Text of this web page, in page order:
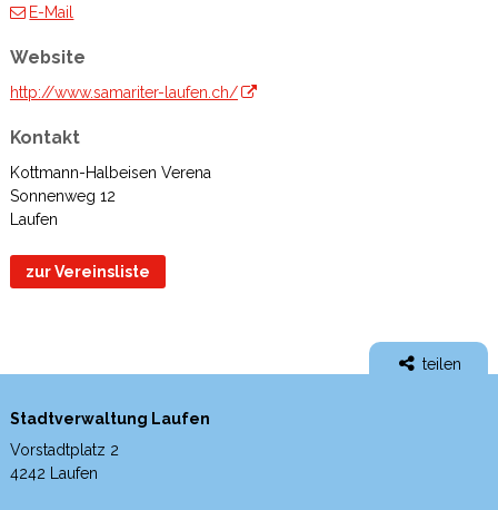
E-Mail
Website
http://www.samariter-laufen.ch/
Kontakt
Kottmann-Halbeisen Verena
Sonnenweg 12
Laufen
zur Vereinsliste
teilen
Stadtverwaltung Laufen
Vorstadtplatz 2
4242 Laufen